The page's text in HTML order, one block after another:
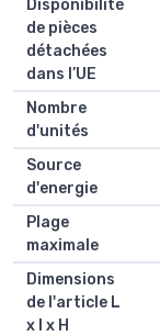
Disponibilité
de pièces
détachées
dans l’UE
Nombre
d'unités
Source
d'energie
Plage
maximale
Dimensions
de l'article L
x l x H